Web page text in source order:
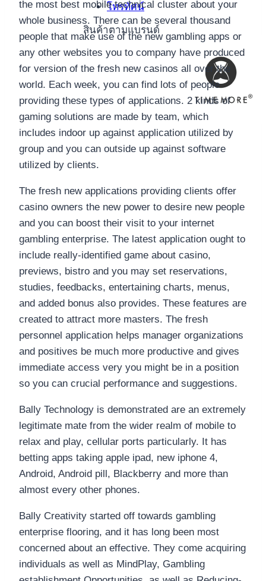
โทรทัศน์
สินค้าตามแบรนด์
the most best mobile technical cluster about your
whole business. There can be several thousand
people that make use of the new gambling apps or
any other websites you to company have produced
for version of the fresh new casinos all over the
world. Each week, you can find lots of people
providing these types of applications. 2 kinds of
gaming solutions are made by team, which
includes indoor up against application utilized by
group and you can outside up against software
utilized by clients.
The fresh new applications providing clients offer
casino owners the new power to desire new people
and you can boost their visit to your internet
gambling enterprise. The latest application ought to
include really-identified game about casino,
previews, bistro and you may set reservations,
studies, feedbacks, entertaining charts, menus,
and added bonus also provides. These features are
created to attract more masters. The fresh
personnel application helps manager organizations
and positives be much more productive and gives
immediate access very you might be in a position
so you can crucial performance and suggestions.
Bally Technology is demonstrated are an extremely
legitimate mate from the wider realm of mobile to
relax and play, cellular ports particularly. It has
betting apps taking apple ipad, new iphone 4,
Android, Android pill, Blackberry and more than
almost every other phones.
Bally Creativity started off towards gambling
enterprise flooring, and it has long been most
concerned about an effective. They come acquiring
individuals as well as MindPlay, Gambling